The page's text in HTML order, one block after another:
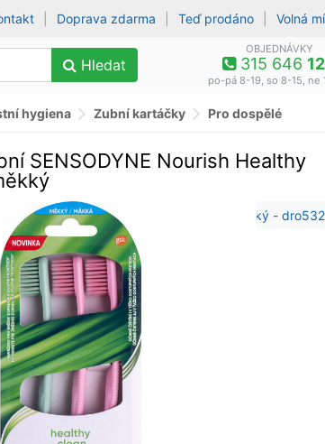
Doprava zdarma Teď prodáno Volná
Hledat
OBJEDNÁVKY
315 646
po-pá 8-19, so 8-15, ne
hygiena Zubní kartáčky Pro dospělé
SENSODYNE Nourish Healthy